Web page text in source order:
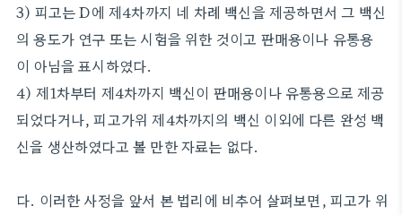
3) 피고는 D에 제4차까지 네 차례 백신을 제공하면서 그 백신
의 용도가 연구 또는 시험을 위한 것이고 판매용이나 유통용
이 아님을 표시하였다.
4) 제1차부터 제4차까지 백신이 판매용이나 유통용으로 제공
되었다거나, 피고가위 제4차까지의 백신 이외에 다른 완성 백
신을 생산하였다고 볼 만한 자료는 없다.
다. 이러한 사정을 앞서 본 법리에 비추어 살펴보면, 피고가 위